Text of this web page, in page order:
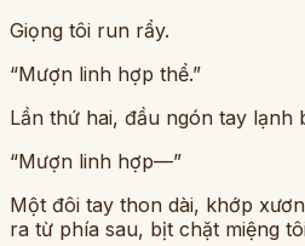
Giọng tôi run rẩy.
“Mượn linh hợp thể.”
Lần thứ hai, đầu ngón tay lạnh
“Mượn linh hợp—”
Một đôi tay thon dài, khớp
ra từ phía sau, bịt chặt miệng